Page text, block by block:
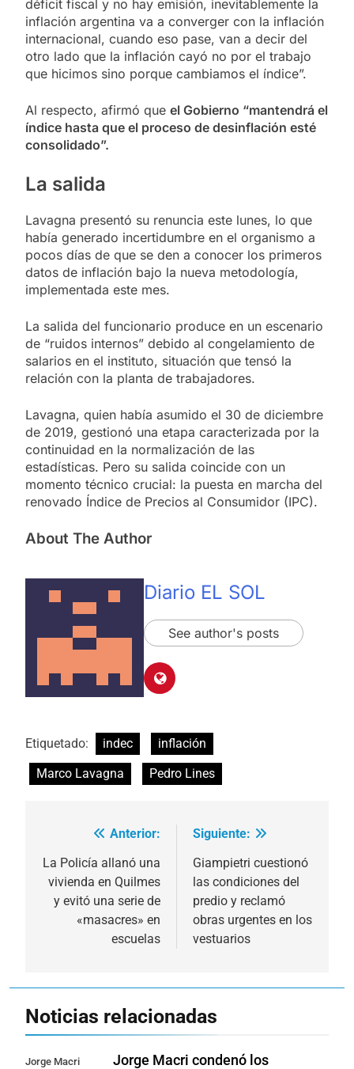
déficit fiscal y no hay emisión, inevitablemente la
inflación argentina va a converger con la inflación
internacional, cuando eso pase, van a decir del
otro lado que la inflación cayó no por el trabajo
que hicimos sino porque cambiamos el índice”.
Al respecto, afirmó que el Gobierno “mantendrá el
índice hasta que el proceso de desinflación esté
consolidado”.
La salida
Lavagna presentó su renuncia este lunes, lo que
había generado incertidumbre en el organismo a
pocos días de que se den a conocer los primeros
datos de inflación bajo la nueva metodología,
implementada este mes.
La salida del funcionario produce en un escenario
de “ruidos internos” debido al congelamiento de
salarios en el instituto, situación que tensó la
relación con la planta de trabajadores.
Lavagna, quien había asumido el 30 de diciembre
de 2019, gestionó una etapa caracterizada por la
continuidad en la normalización de las
estadísticas. Pero su salida coincide con un
momento técnico crucial: la puesta en marcha del
renovado Índice de Precios al Consumidor (IPC).
About The Author
Diario EL SOL
See author's posts
Etiquetado: indec
inflación
Marco Lavagna
Pedro Lines
Navegación
de
entradas
Anterior:
La Policía allanó una
vivienda en Quilmes
y evitó una serie de
«masacres» en
escuelas
Siguiente:
Giampietri cuestionó
las condiciones del
predio y reclamó
obras urgentes en los
vestuarios
Noticias relacionadas
Jorge Macri
Jorge Macri condenó los